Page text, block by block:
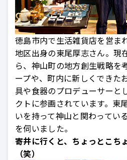
徳島市内で生活雑貨店を営ま
地区出身の東尾厚志さん。現
ら、神山町の地方創生戦略を
ープや、町内に新しくできた
具や食器のプロデューサーと
クトに参画されています。東
いを持って神山と関わってい
を伺いました。
寄井に行くと、ちょっとこち
（笑）